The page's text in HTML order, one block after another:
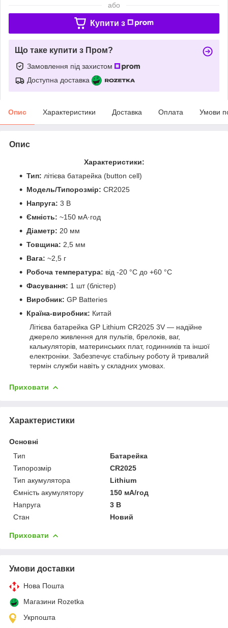
або
Купити з
Що таке купити з Пром?
Замовлення під захистом
Доступна доставка
Опис Характеристики Доставка Оплата Умови
Опис
Характеристики:
Тип: літієва батарейка (button cell)
Модель/Типорозмір: CR2025
Напруга: 3 В
Ємність: ~150 мА·год
Діаметр: 20 мм
Товщина: 2,5 мм
Вага: ~2,5 г
Робоча температура: від -20 °C до +60 °C
Фасування: 1 шт (блістер)
Виробник: GP Batteries
Країна-виробник: Китай
Літієва батарейка GP Lithium CR2025 3V — надійне
джерело живлення для пультів, брелоків, ваг,
калькуляторів, материнських плат, годинників та іншої
електроніки. Забезпечує стабільну роботу й тривалий
термін служби навіть у складних умовах.
Приховати
Характеристики
Основні
Тип
Батарейка
Типорозмір
CR2025
Тип акумулятора
Lithium
Ємність акумулятору
150 мА/год
Напруга
3 В
Стан
Новий
Приховати
Умови доставки
Нова Пошта
Магазини Rozetka
Укрпошта